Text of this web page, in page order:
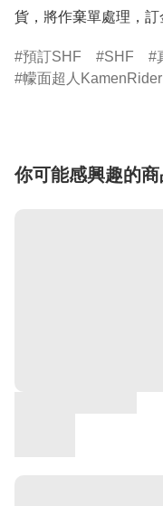
貨，將作棄單處理，訂
預訂SHF SHF
幪面超人KamenRider
你可能感興趣的商